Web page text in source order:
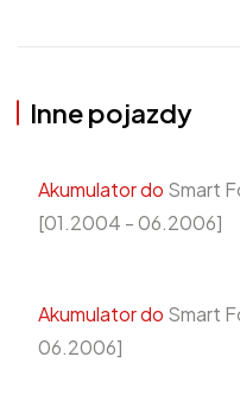
Inne pojazdy
Akumulator do Smart
[01.2004 - 06.2006]
Akumulator do Smart
06.2006]